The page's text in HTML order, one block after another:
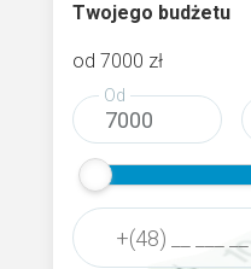
Twojego budżetu
od 7000 zł
Od